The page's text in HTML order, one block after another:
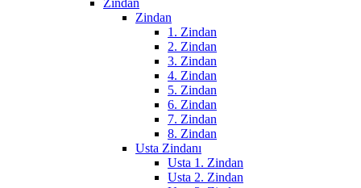
Zindan
Zindan
1. Zindan
2. Zindan
3. Zindan
4. Zindan
5. Zindan
6. Zindan
7. Zindan
8. Zindan
Usta Zindanı
Usta 1. Zindan
Usta 2. Zindan